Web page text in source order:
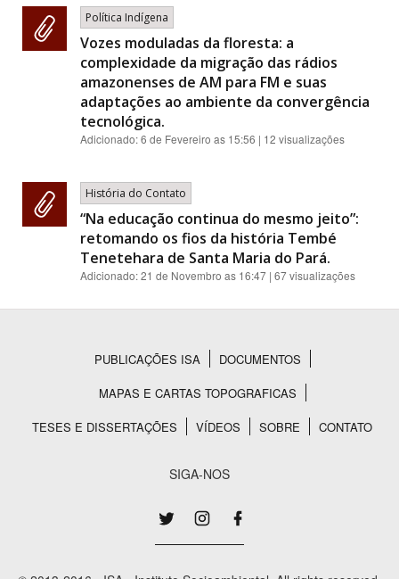
Política Indígena
Vozes moduladas da floresta: a
complexidade da migração das rádios
amazonenses de AM para FM e suas
adaptações ao ambiente da convergência
tecnológica.
Adicionado:6 de Fevereiro as 15:56 | 12 visualizações
História do Contato
“Na educação continua do mesmo jeito”:
retomando os fios da história Tembé
Tenetehara de Santa Maria do Pará.
Adicionado:21 de Novembro as 16:47 | 67 visualizações
Rodapé
PUBLICAÇÕES ISA
DOCUMENTOS
MAPAS E CARTAS TOPOGRAFICAS
TESES E DISSERTAÇÕES
VÍDEOS SOBRE CONTATO
SIGA-NOS